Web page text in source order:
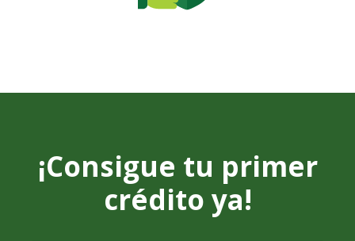
¡Consigue tu primer
crédito ya!